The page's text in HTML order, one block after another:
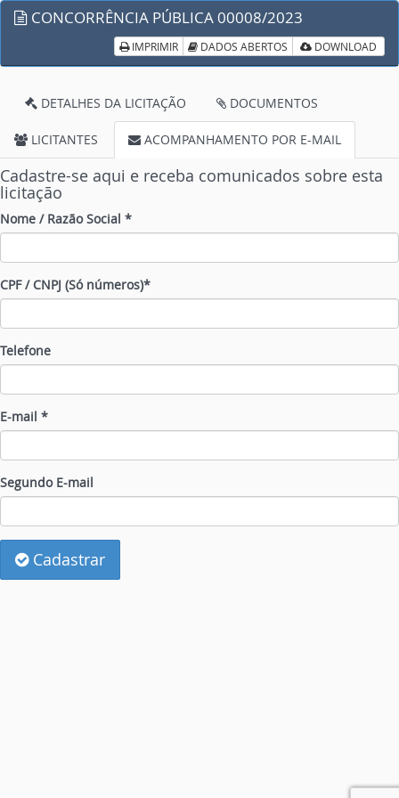
CONCORRÊNCIA PÚBLICA 00008/2023
IMPRIMIR DADOS ABERTOS DOWNLOAD
DETALHES DA LICITAÇÃO DOCUMENTOS
LICITANTES ACOMPANHAMENTO POR E-MAIL
Cadastre-se aqui e receba comunicados sobre esta
licitação
Nome / Razão Social *
CPF / CNPJ (Só números)*
Telefone
E-mail *
Segundo E-mail
Cadastrar